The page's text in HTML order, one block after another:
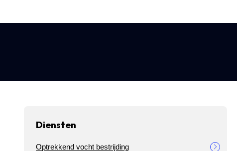
Diensten
Optrekkend vocht bestrijding